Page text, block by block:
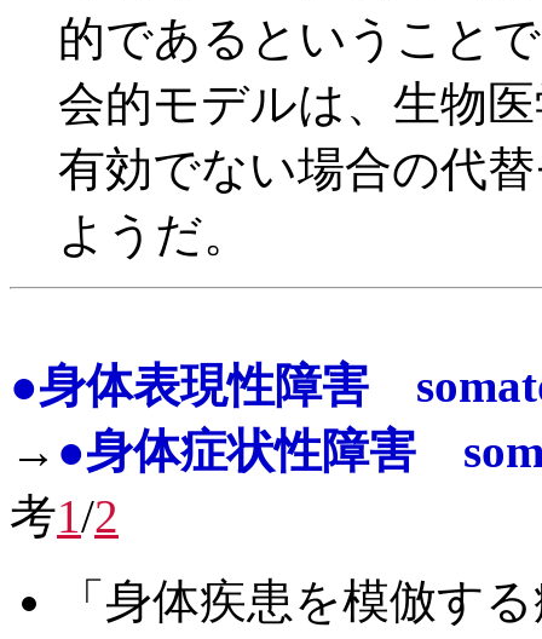
的であるということ
会的モデルは、生物
有効でない場合の代
ようだ。
●身体表現性障害
→ ●身体症状性障害
考1/2
「身体疾患を模倣す